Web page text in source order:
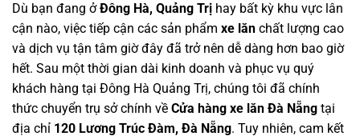
Dù bạn đang ởĐông Hà, Quảng Trị hay bất kỳ khu vực lân
cận nào, việc tiếp cận các sản phẩm xe lăn chất lượng cao
và dịch vụ tận tâm giờ đây đã trở nên dễ dàng hơn bao giờ
hết. Sau một thời gian dài kinh doanh và phục vụ quý
khách hàng tại Đông Hà Quảng Trị, chúng tôi đã chính
thức chuyển trụ sở chính về Cửa hàng xe lăn Đà Nẵng tại
địa chỉ 120 Lương Trúc Đàm, Đà Nẵng. Tuy nhiên, cam kết